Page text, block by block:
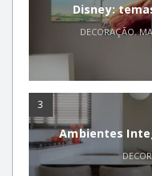
Disney:
DECORAÇÃO,
3
Ambientes